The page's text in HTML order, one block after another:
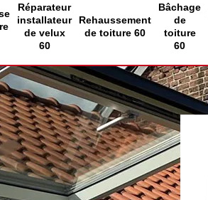
Réparateur
installateur
de velux
60
Rehaussement
de toiture 60
Bâchage
de
toiture
60